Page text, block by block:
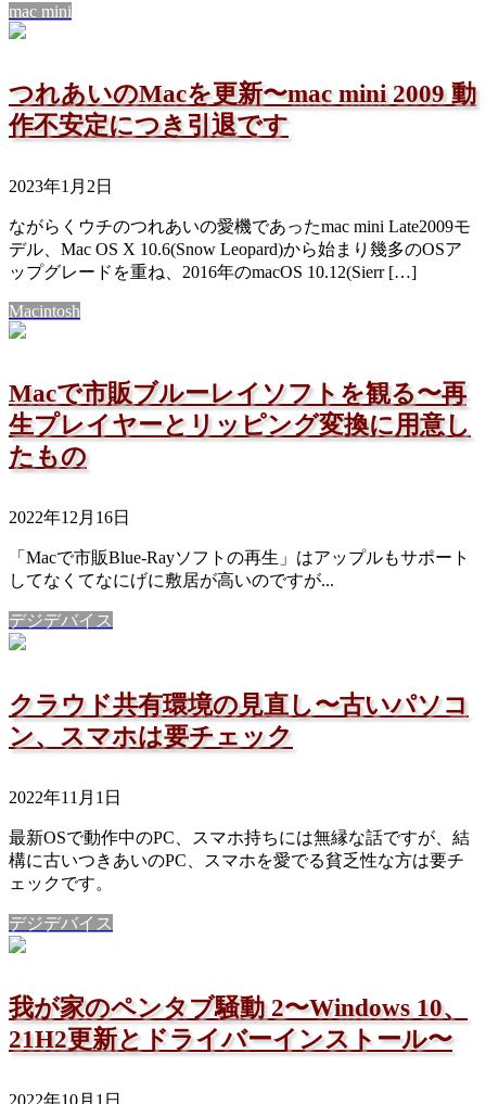
mac mini
つれあいのMacを更新〜mac mini 2009 動
作不安定につき引退です
2023年1月2日
ながらくウチのつれあいの愛機であったmac mini Late2009モ
デル、Mac OS X 10.6(Snow Leopard)から始まり幾多のOSア
ップグレードを重ね、2016年のmacOS 10.12(Sierr […]
Macintosh
Macで市販ブルーレイソフトを観る〜再
生プレイヤーとリッピング変換に用意し
たもの
2022年12月16日
「Macで市販Blue-Rayソフトの再生」はアップルもサポート
してなくてなにげに敷居が高いのですが...
デジデバイス
クラウド共有環境の見直し〜古いパソコ
ン、スマホは要チェック
2022年11月1日
最新OSで動作中のPC、スマホ持ちには無縁な話ですが、結
構に古いつきあいのPC、スマホを愛でる貧乏性な方は要チ
ェックです。
デジデバイス
我が家のペンタブ騒動 2〜Windows 10、
21H2更新とドライバーインストール〜